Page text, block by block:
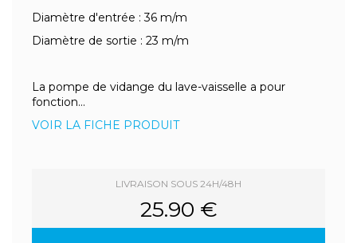
Diamètre d'entrée : 36 m/m
Diamètre de sortie : 23 m/m
La pompe de vidange du lave-vaisselle a pour
fonction...
VOIR LA FICHE PRODUIT
LIVRAISON SOUS 24H/48H
25.90 €